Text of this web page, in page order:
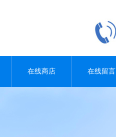
在线商店 在线留言